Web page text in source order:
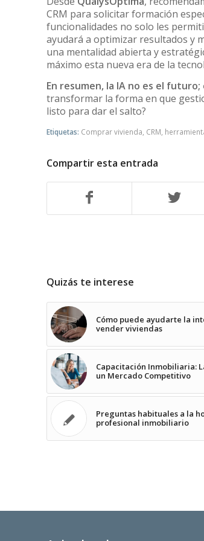
CRM para solicitar formación
funcionalidades no solo les
ayudará a optimizar resultados y
una mentalidad abierta y
máximo esta nueva era de la
En resumen, la IA no es el
transformar la forma en que
listo para dar el salto?
Etiquetas: Comprar vivienda, CRM,
Compartir esta entrada
Quizás te interese
Cómo puede ayudarte la
vender viviendas
Capacitación Inmobiliaria:
un Mercado Competitivo
Preguntas habituales a la
profesional inmobiliario